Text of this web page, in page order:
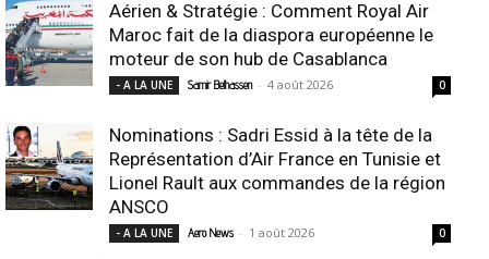
Aérien & Stratégie : Comment Royal Air
Maroc fait de la diaspora européenne le
moteur de son hub de Casablanca
- A LA UNE Samir Belhassen - 4 août 2026 0
Nominations : Sadri Essid à la tête de la
Représentation d’Air France en Tunisie et
Lionel Rault aux commandes de la région
ANSCO
- A LA UNE Aero News - 1 août 2026 0